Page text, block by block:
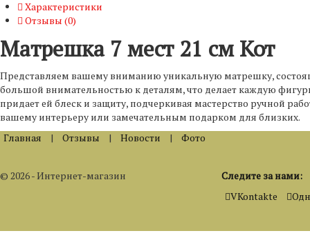
Характеристики
Отзывы (0)
Матрешка 7 мест 21 см Кот
Представляем вашему вниманию уникальную матрешку,
большой внимательностью к деталям, что делает каждую
придает ей блеск и защиту, подчеркивая мастерство ручной
вашему интерьеру или замечательным подарком для близких.
Главная
| Отзывы | Новости | Фото
© 2026 - Интернет-магазин
Следите за нами:
VKontakte